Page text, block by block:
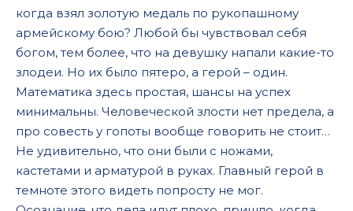
когда взял золотую медаль по рукопашному
армейскому бою? Любой бы чувствовал себя
богом, тем более, что на девушку напали какие-то
злодеи. Но их было пятеро, а герой – один.
Математика здесь простая, шансы на успех
минимальны. Человеческой злости нет предела, а
про совесть у гопоты вообще говорить не стоит…
Не удивительно, что они были с ножами,
кастетами и арматурой в руках. Главный герой в
темноте этого видеть попросту не мог.